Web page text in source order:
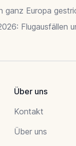
ganz Europa
Flugausfällen
Über uns
Kontakt
Über uns